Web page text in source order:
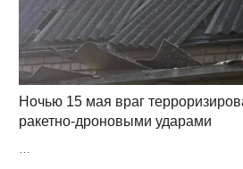
Ночью 15 мая враг
ракетно-дроновыми ударами